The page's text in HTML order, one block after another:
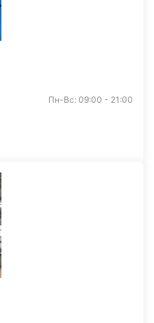
Пн-Вс: 09:00 - 21:00